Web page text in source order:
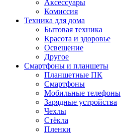
Аксессуары
Комиссия
Техника для дома
Бытовая техника
Красота и здоровье
Освещение
Другое
Смартфоны и планшеты
Планшетные ПК
Смартфоны
Мобильные телефоны
Зарядные устройства
Чехлы
Стёкла
Пленки